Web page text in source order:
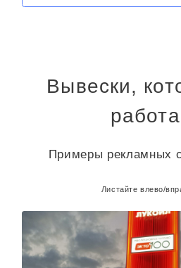
Вывески,
Примеры рекламных
Листайте влево/